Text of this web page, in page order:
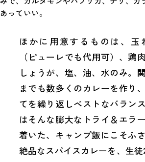
あっていい。
ほかに用意するものは、玉
（ピューレでも代用可）、鶏
しょうが、塩、油、水のみ。
までも数多くのカレーを作り
てを繰り返しベストなバラン
はそんな膨大なトライ＆エラ
着いた、キャンプ飯にこそふ
絶品なスパイスカレーを、生